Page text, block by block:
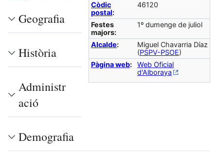
Còdic
postal:
46120
Festes
majors:
1º dumenge de juliol
Alcalde:
Miguel Chavarria Díaz
(PSPV-PSOE)
Pàgina web:
Web Oficial
d'Alboraya
Geografia
Història
Administr
ació
Demografia